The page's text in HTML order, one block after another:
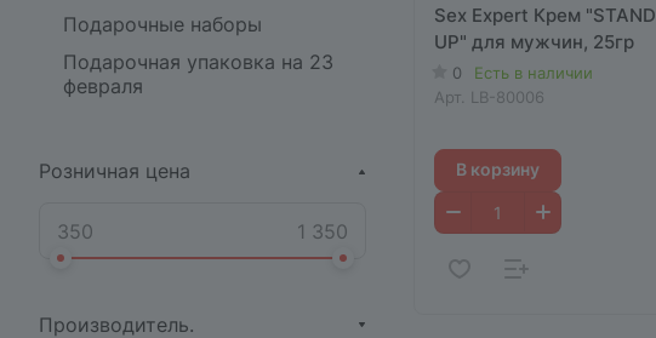
Sex Expert Крем "STAND
UP" для мужчин, 25гр
0
Есть в наличии
Арт. LB-80006
В корзину
Подарочные наборы
Подарочная упаковка на 23
февраля
Розничная цена
Производитель.